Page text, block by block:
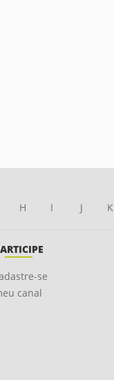
H I J K
se
canal